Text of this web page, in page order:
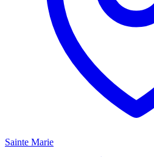
Sainte Marie